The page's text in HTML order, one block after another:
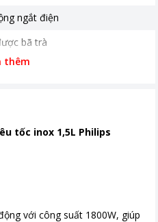
ngắt điện
bã trà
216 x 160 mm- 0.8 kg
thêm
tốc inox 1,5L Philips
với công suất 1800W, giúp